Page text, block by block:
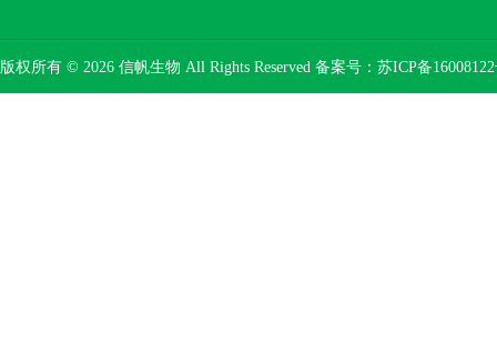
版权所有 © 2026 信帆生物 All Rights Reserved 备案号： 苏ICP备